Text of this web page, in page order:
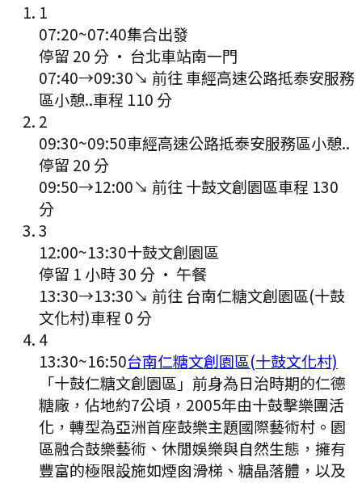
1
07:20~07:40集合出發
停留 20 分 · 台北車站南一門
07:40→09:30↘ 前往 車經高速公路抵泰安服務
區小憩..車程 110 分
2
09:30~09:50車經高速公路抵泰安服務區小憩..
停留 20 分
09:50→12:00↘ 前往 十鼓文創園區車程 130
分
3
12:00~13:30十鼓文創園區
停留 1 小時 30 分 · 午餐
13:30→13:30↘ 前往 台南仁糖文創園區(十鼓
文化村)車程 0 分
4
13:30~16:50台南仁糖文創園區(十鼓文化村)
「十鼓仁糖文創園區」前身為日治時期的仁德
糖廠，佔地約7公頃，2005年由十鼓擊樂團活
化，轉型為亞洲首座鼓樂主題國際藝術村。園
區融合鼓樂藝術、休閒娛樂與自然生態，擁有
豐富的極限設施如煙囪滑梯、糖晶落體，以及